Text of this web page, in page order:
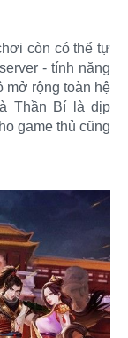
còn có thể tự
- tính năng
mở rộng toàn hệ
Thần Bí là dịp
game thủ cũng